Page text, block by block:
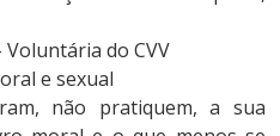
Voluntária do CVV
e sexual
não pratiquem, a sua